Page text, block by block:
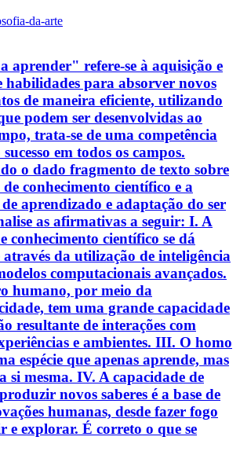
da-arte
aprender" refere-se à aquisição e
habilidades para absorver novos
de maneira eficiente, utilizando
podem ser desenvolvidas ao
trata-se de uma competência
em todos os campos.
o dado fragmento de texto sobre
conhecimento científico e a
aprendizado e adaptação do ser
as afirmativas a seguir: I. A
conhecimento científico se dá
da utilização de inteligência
computacionais avançados.
humano, por meio da
tem uma grande capacidade
resultante de interações com
e ambientes. III. O homo
espécie que apenas aprende, mas
si mesma. IV. A capacidade de
novos saberes é a base de
humanas, desde fazer fogo
e explorar. É correto o que se